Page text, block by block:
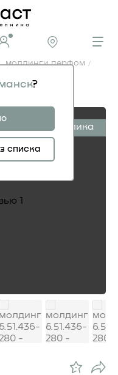
?
списка
молдинги перфом
280
симплика